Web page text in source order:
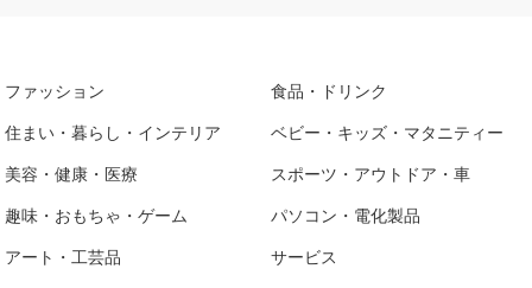
ファッション 食品・ドリンク
住まい・暮らし・インテリア ベビー・キッズ・マタニティー
美容・健康・医療 スポーツ・アウトドア・車
趣味・おもちゃ・ゲーム パソコン・電化製品
アート・工芸品 サービス